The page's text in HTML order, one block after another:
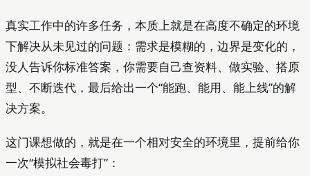
真实工作中的许多任务，本质上就是在高度不确定的环境
下解决从未见过的问题：需求是模糊的，边界是变化的，
没人告诉你标准答案，你需要自己查资料、做实验、搭原
型、不断迭代，最后给出一个“能跑、能用、能上线”的解
决方案。
这门课想做的，就是在一个相对安全的环境里，提前给你
一次“模拟社会毒打”：